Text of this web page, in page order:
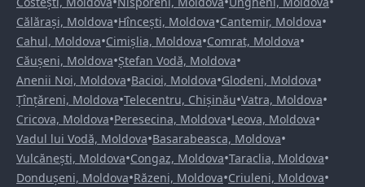
Călărași, Moldova•Hîncești, Moldova•Cantemir, Moldova•
Cahul, Moldova•Cimișlia, Moldova•Comrat, Moldova•
Căușeni, Moldova•Ștefan Vodă, Moldova•
Anenii Noi, Moldova•Bacioi, Moldova•Glodeni, Moldova•
Țînțăreni, Moldova•Telecentru, Chișinău•Vatra, Moldova•
Cricova, Moldova•Peresecina, Moldova•Leova, Moldova•
Vadul lui Vodă, Moldova•Basarabeasca, Moldova•
Vulcănești, Moldova•Congaz, Moldova•Taraclia, Moldova•
Dondușeni, Moldova•Răzeni, Moldova•Criuleni, Moldova•